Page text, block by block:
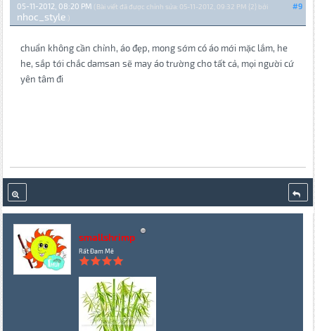
#9
05-11-2012, 08:20 PM (Bài viết đã được chỉnh sửa: 05-11-2012, 09:32 PM {2} bởi
nhoc_style .)
chuẩn không cần chỉnh, áo đẹp, mong sớm có áo mới mặc lắm, he
he, sắp tới chắc damsan sẽ may áo trường cho tất cả, mọi người cứ
yên tâm đi
smallshrimp
Rất Đam Mê